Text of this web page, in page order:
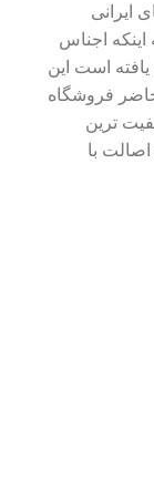
ایرانی
اجناس
است این
فروشگاه
ترین
با